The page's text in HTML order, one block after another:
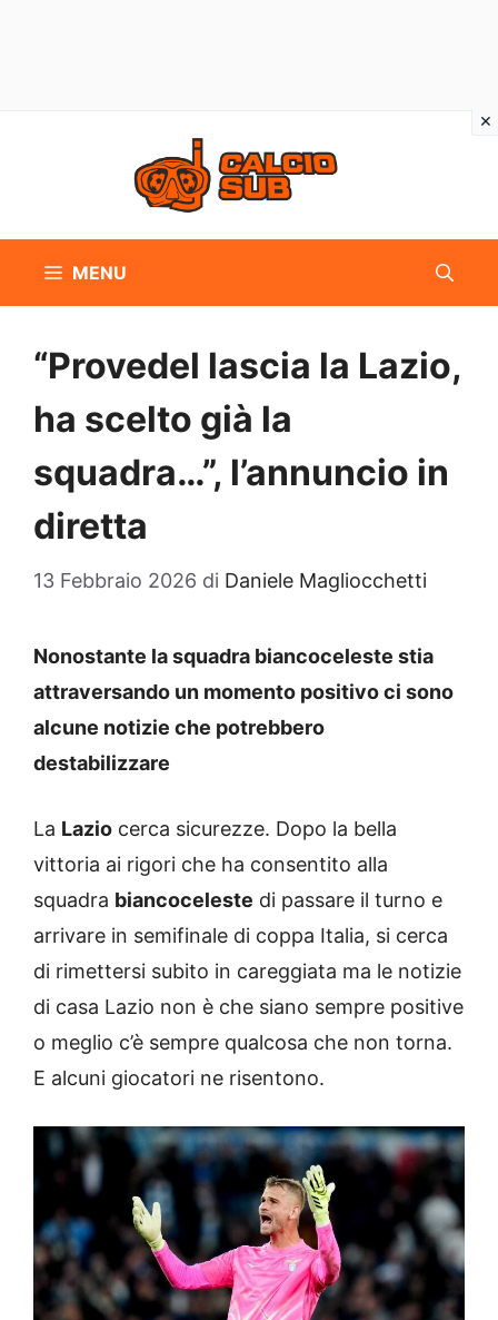
MENU
“Provedel lascia la Lazio,
ha scelto già la
squadra…”, l’annuncio in
diretta
13 Febbraio 2026 di Daniele Magliocchetti
Nonostante la squadra biancoceleste stia
attraversando un momento positivo ci sono
alcune notizie che potrebbero
destabilizzare
La Lazio cerca sicurezze. Dopo la bella
vittoria ai rigori che ha consentito alla
squadra biancoceleste di passare il turno e
arrivare in semifinale di coppa Italia, si cerca
di rimettersi subito in careggiata ma le notizie
di casa Lazio non è che siano sempre positive
o meglio c’è sempre qualcosa che non torna.
E alcuni giocatori ne risentono.